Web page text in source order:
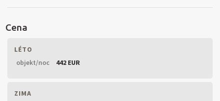
Cena
LÉTO
objekt/noc
442 EUR
ZIMA